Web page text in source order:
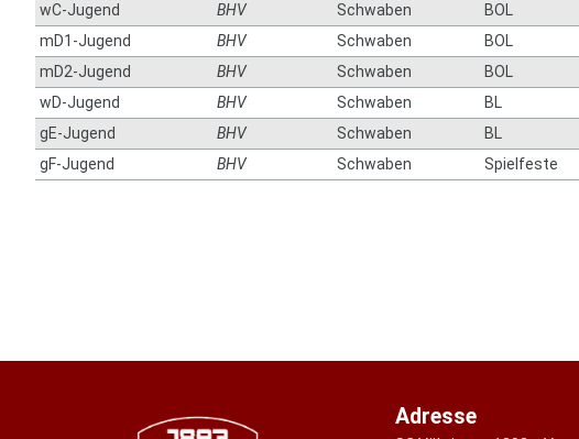
wC-Jugend
BHV Schwaben BOL
mD1-Jugend
BHV Schwaben BOL
mD2-Jugend
BHV Schwaben BOL
wD-Jugend
BHV Schwaben BL
gE-Jugend
BHV Schwaben BL
gF-Jugend
BHV Schwaben Spielfeste
Adresse